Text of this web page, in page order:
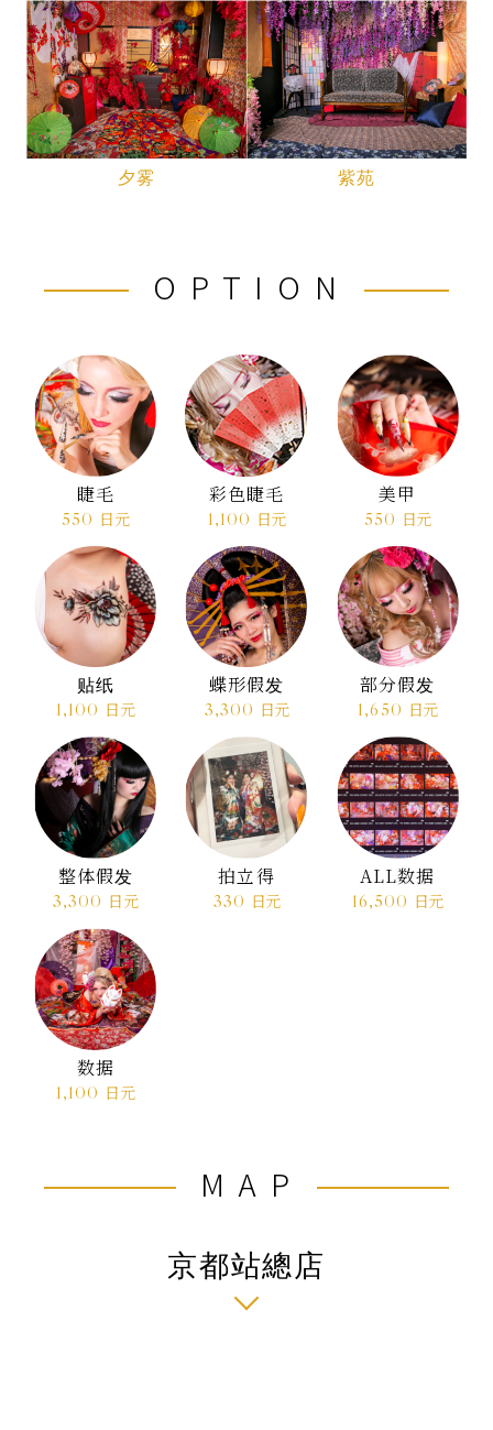
夕雾 紫苑
OPTION
睫毛
550 日元
彩色睫毛
1,100 日元
美甲
550 日元
贴纸
1,100 日元
蝶形假发
3,300 日元
部分假发
1,650 日元
整体假发
3,300 日元
拍立得
330 日元
ALL数据
16,500 日元
数据
1,100 日元
MAP
京都站總店